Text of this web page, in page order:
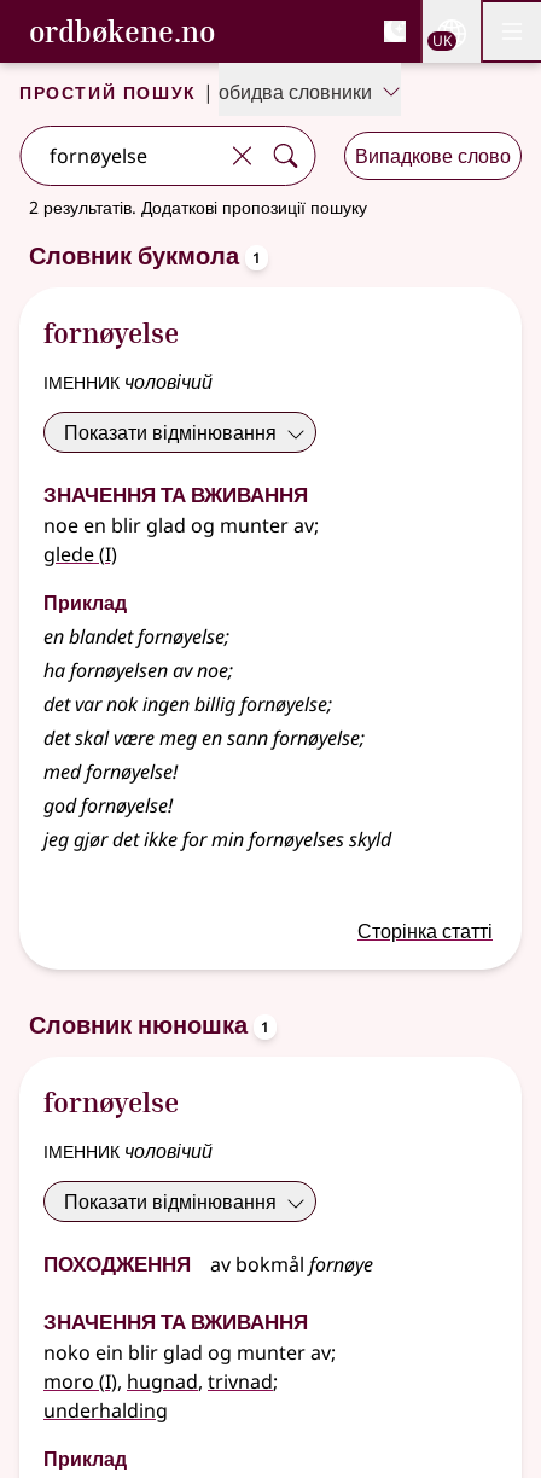
Перейти до основного вмісту
Доступність
ordbøkene.no, Cловник букмола та
Cловник букмола та Словник нюношка
UK
Простий пошук |обидва словники
Випадкове слово
2 результатів. Додаткові пропозиції пошуку
Словник букмола 1
fornøyelse
іменник чоловічий
Показати відмінювання
Значення та вживання
noe en blir glad og munter av;
glede(1
I)
Приклад
en blandetfornøyelse;
hafornøyelsenav noe;
det var nok ingen billigfornøyelse;
det skal være meg en sannfornøyelse;
medfornøyelse!
godfornøyelse!
jeg gjør det ikke for minfornøyelsesskyld
Сторінка статті
Словник нюношка 1
fornøyelse
іменник чоловічий
Показати відмінювання
Походження av bokmål fornøye
Значення та вживання
noko ein blir glad og munter av;
moro (1
I), hugnad, trivnad;
underhalding
Приклад